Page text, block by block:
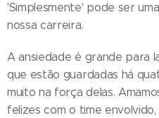
'Simplesmente' pode ser
nossa carreira.
A ansiedade é grande para
que estão guardadas há
muito na força delas.
felizes com o time